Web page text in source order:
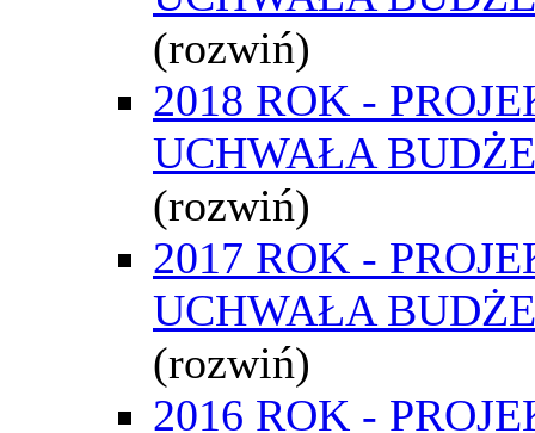
(rozwiń)
2018 ROK -
UCHWAŁA
(rozwiń)
2017 ROK -
UCHWAŁA
(rozwiń)
2016 ROK -